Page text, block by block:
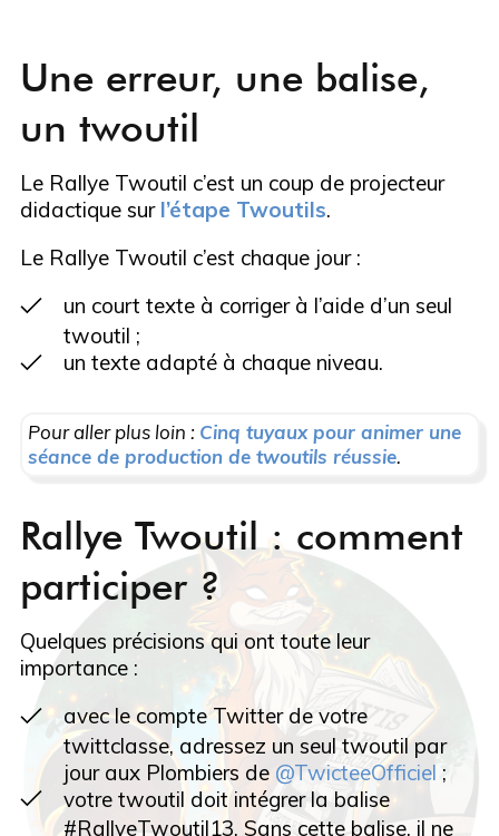
Une erreur, une balise,
un twoutil
Le Rallye Twoutil c’est un coup de projecteur
didactique sur l’étape Twoutils.
Le Rallye Twoutil c’est chaque jour :
un court texte à corriger à l’aide d’un seul
twoutil ;
un texte adapté à chaque niveau.
Pour aller plus loin : Cinq tuyaux pour animer une
séance de production de twoutils réussie.
Rallye Twoutil : comment
participer ?
Quelques précisions qui ont toute leur
importance :
avec le compte Twitter de votre
twittclasse, adressez un seul twoutil par
jour aux Plombiers de @TwicteeOfficiel ;
votre twoutil doit intégrer la balise
#RallyeTwoutil13. Sans cette balise, il ne